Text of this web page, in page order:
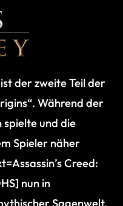
der zweite Teil der
Während der
spielte und die
Spieler näher
Creed:
nun in